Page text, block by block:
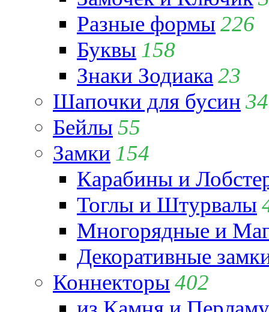
Разные формы 226
Буквы 158
Знаки Зодиака 23
Шапочки для бусин 34
Бейлы 55
Замки 154
Карабины и
Тоглы и Штурвалы
Многорядные и
Декоративные
Коннекторы 402